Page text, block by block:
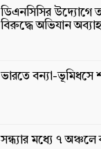
ডিএনসিসির উদ্যোগে
বিরুদ্ধে অভিযান
ভারতে বন্যা-ভূমিধসে
সন্ধ্যার মধ্যে ৭